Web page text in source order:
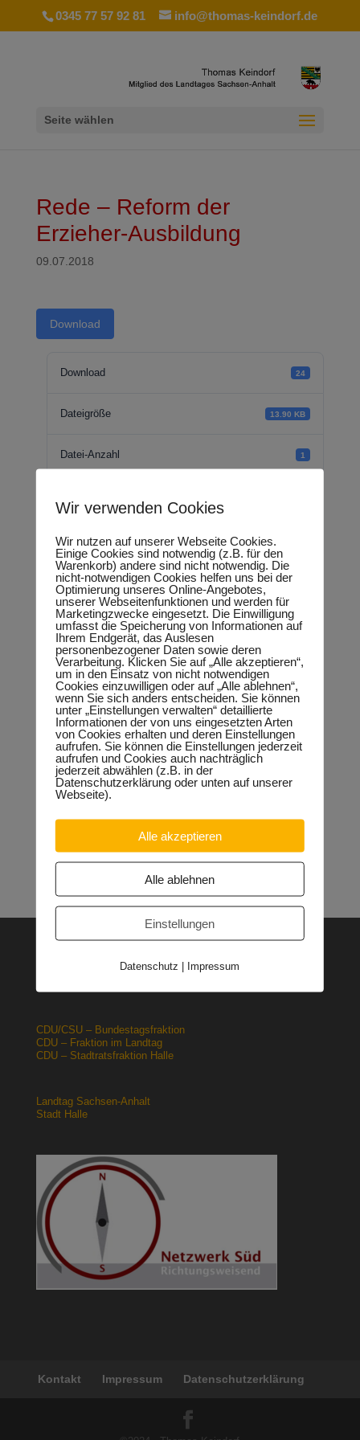
0345 77 57 92 81 info@thomas-keindorf.de
Seite wählen
Rede – Reform der
Erzieher-Ausbildung
09.07.2018
Download
Download 24
Dateigröße 13.90 KB
Datei-Anzahl 1
Zuletzt aktualisiert
Rede - Reform der
Erzieher-Ausbildung
Neueste Beiträge
Sondervermögen für die Europachaussee richtige
Entscheidung! 30.04.2026
Halle: Erhöhung der Gewerbesteuer ist falsches Signal
26.03.2026
Orgacid-Altlasten: Bund und Land mit in der Verantwortung
15.02.2026
Halle: Sondervermögen Infrastruktur für die Europachaussee
Lehrpläne: Grundsteine für spätere Ausbildung werden in der
Grundschule gelegt 23.01.2026
CDU – Sachsen-Anhalt
CDU/CSU – Bundestagsfraktion
CDU – Fraktion im Landtag
CDU – Stadtratsfraktion Halle
Landtag Sachsen-Anhalt
Stadt Halle
Kontakt Impressum Datenschutzerklärung
Wir verwenden Cookies
Wir nutzen auf unserer Webseite Cookies.
Einige Cookies sind notwendig (z.B. für den
Warenkorb) andere sind nicht notwendig. Die
nicht-notwendigen Cookies helfen uns bei der
Optimierung unseres Online-Angebotes,
unserer Webseitenfunktionen und werden für
Marketingzwecke eingesetzt. Die Einwilligung
umfasst die Speicherung von Informationen auf
Ihrem Endgerät, das Auslesen
personenbezogener Daten sowie deren
Verarbeitung. Klicken Sie auf „Alle akzeptieren“,
um in den Einsatz von nicht notwendigen
Cookies einzuwilligen oder auf „Alle ablehnen“,
wenn Sie sich anders entscheiden. Sie können
unter „Einstellungen verwalten“ detaillierte
Informationen der von uns eingesetzten Arten
von Cookies erhalten und deren Einstellungen
aufrufen. Sie können die Einstellungen jederzeit
aufrufen und Cookies auch nachträglich
jederzeit abwählen (z.B. in der
Datenschutzerklärung oder unten auf unserer
Webseite).
Alle akzeptieren
Alle ablehnen
Einstellungen
Datenschutz | Impressum